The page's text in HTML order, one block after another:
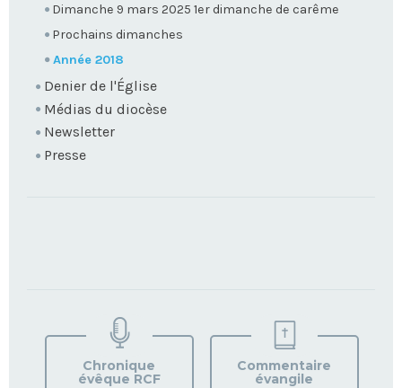
Dimanche 9 mars 2025 1er dimanche de carême
Prochains dimanches
Année 2018
Denier de l'Église
Médias du diocèse
Newsletter
Presse
VOTRE
PAROISSE
Chronique
évêque RCF
Commentaire
évangile